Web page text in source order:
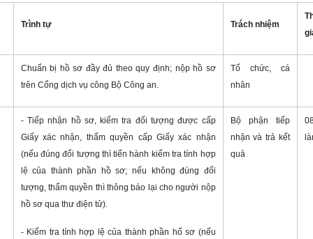
Trình tự Trách nhiệm
Chuẩn bị hồ sơ đầy đủ theo quy định; nộp hồ sơ
trên Cổng dịch vụ công Bộ Công an.
Tổ chức, cá
nhân
- Tiếp nhận hồ sơ, kiểm tra đối tượng được cấp
Giấy xác nhận, thẩm quyền cấp Giấy xác nhận
(nếu đúng đối tượng thì tiến hành kiểm tra tính hợp
lệ của thành phần hồ sơ; nếu không đúng đối
tượng, thẩm quyền thì thông báo lại cho người nộp
hồ sơ qua thư điện tử).
- Kiểm tra tính hợp lệ của thành phần hố sơ (nếu
Bộ phận tiếp
nhận và trả kết
quả